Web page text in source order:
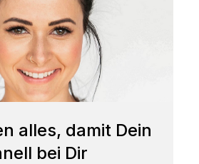
alles, damit Dein
bei Dir